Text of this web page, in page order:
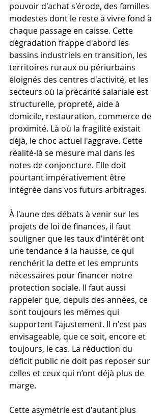
pouvoir d'achat s'érode, des familles
modestes dont le reste à vivre fond à
chaque passage en caisse. Cette
dégradation frappe d'abord les
bassins industriels en transition, les
territoires ruraux ou périurbains
éloignés des centres d'activité, et les
secteurs où la précarité salariale est
structurelle, propreté, aide à
domicile, restauration, commerce de
proximité. Là où la fragilité existait
déjà, le choc actuel l'aggrave. Cette
réalité-là se mesure mal dans les
notes de conjoncture. Elle doit
pourtant impérativement être
intégrée dans vos futurs arbitrages.
À l'aune des débats à venir sur les
projets de loi de finances, il faut
souligner que les taux d'intérêt ont
une tendance à la hausse, ce qui
renchérit la dette et les emprunts
nécessaires pour financer notre
protection sociale. Il faut aussi
rappeler que, depuis des années, ce
sont toujours les mêmes qui
supportent l'ajustement. Il n'est pas
envisageable, que ce soit, encore et
toujours, le cas. La réduction du
déficit public ne doit pas reposer sur
celles et ceux qui n’ont déjà plus de
marge.
Cette asymétrie est d'autant plus